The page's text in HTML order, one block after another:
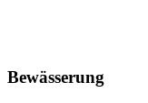
Bewässerung